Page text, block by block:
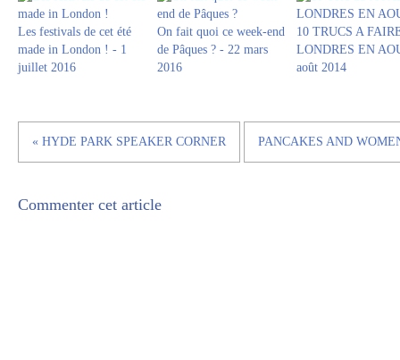
Les festivals de cet été
made in London ! - 1
juillet 2016
On fait quoi ce week-end
de Pâques ? - 22 mars
2016
10 TRUCS A
LONDRES EN
août 2014
« HYDE PARK SPEAKER CORNER PANCAKES AND
Commenter cet article